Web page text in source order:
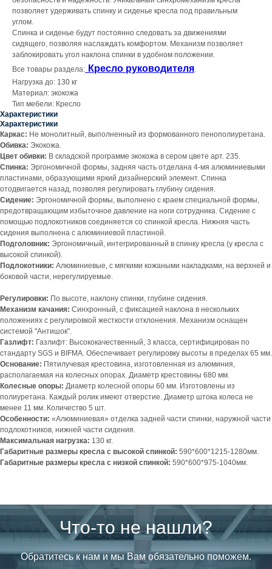
позволяет удерживать спинку и сиденье кресла под правильным
углом.
Спинка и сиденье будут постоянно следовать за движениями
сидящего, позволяя наслаждать комфортом. Механизм позволяет
заблокировать угол наклона спинки в удобном положении.
Все товары раздела: Кресло руководителя.
Нагрузка до: 130 кг
Материал: экокожа
Тип мебели: Кресло
Характеристики
Характеристики
Каркас: Не монолитный, выполненный из формованного пенополиуретана.
Обивка: Экокожа.
Цвет обивки: В складской программе экокожа в сером цвете арт. 235.
Спинка: Эргономичной формы, задняя часть отделана 4-мя алюминиевыми
пластинами, образующими яркий дизайнерский элемент. Спинка
отодвигается назад, позволяя регулировать глубину сидения.
Сидение: Эргономичной формы, выполнено с краем специальной формы,
предотвращающим избыточное давление на ноги сотрудника. Сидение с
помощью подлокотников соединяется со спинкой кресла. Нижняя часть
сидения выполнена с алюминиевой пластиной.
Подголовник: Эргономичный, интегрированный в спинку кресла (у кресла с
высокой спинкой).
Подлокотники: Алюминиевые, с мягкими кожаными накладками, на верхней и
боковой части, нерегулируемые.
Регулировки: По высоте, наклону спинки, глубине сидения.
Механизм качания: Синхронный, с фиксацией наклона в нескольких
положениях с регулировкой жесткости отклонения. Механизм оснащен
системой "Антишок".
Газлифт: Газлифт: Высококачественный, 3 класса, сертифицирован по
стандарту SGS и BIFMA. Обеспечивает регулировку высоты в пределах 65 мм.
Основание: Пятилучевая крестовина, изготовленная из алюминия,
располагаемая на колесных опорах. Диаметр крестовины 680 мм.
Колесные опоры: Диаметр колесной опоры 60 мм. Изготовлены из
полиуретана. Каждый ролик имеют отверстие. Диаметр штока колеса не
менее 11 мм. Количество 5 шт.
Особенности: «Алюминиевая» отделка задней части спинки, наружной части
подлокотников, нижней части сидения.
Максимальная нагрузка: 130 кг.
Габаритные размеры кресла с высокой спинкой: 590*600*1215-1280мм.
Габаритные размеры кресла с низкой спинкой: 590*600*975-1040мм.
Что-то не нашли?
Обратитесь к нам и мы Вам обязательно поможем.